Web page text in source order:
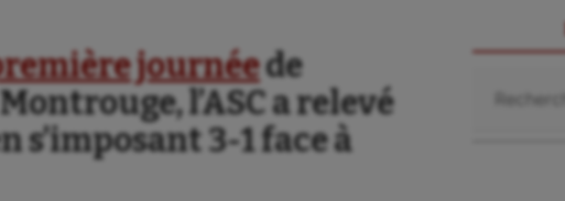
Kayak-polo
Korfbal
journéede
l’ASC a relevé
s’imposant 3-1 face à